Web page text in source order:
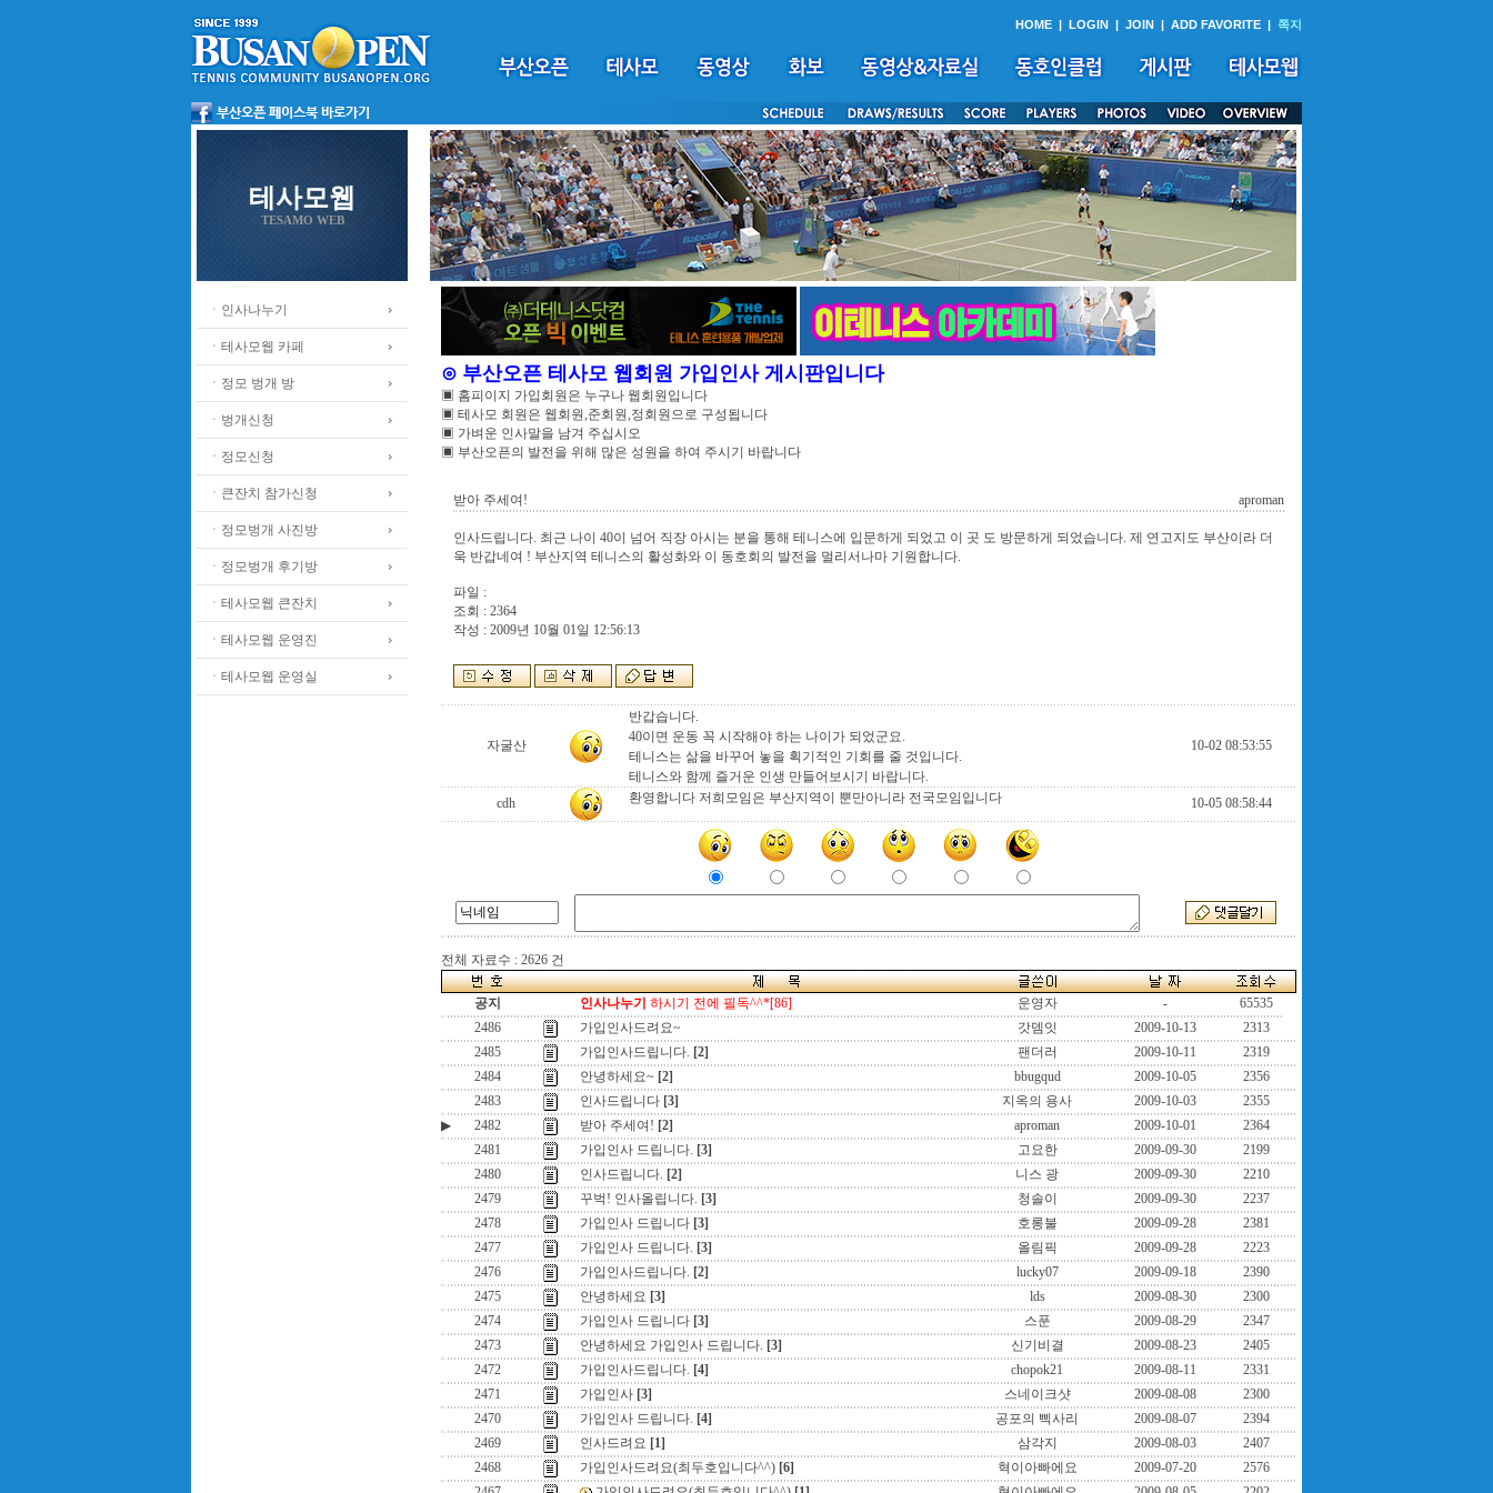
HOME | LOGIN | JOIN | ADD FAVORITE | 쪽지
테사모웹
TESAMO WEB
ㆍ인사나누기
ㆍ테사모웹 카페
ㆍ정모 벙개 방
ㆍ벙개신청
ㆍ정모신청
ㆍ큰잔치 참가신청
ㆍ정모벙개 사진방
ㆍ정모벙개 후기방
ㆍ테사모웹 큰잔치
ㆍ테사모웹 운영진
ㆍ테사모웹 운영실
⊙ 부산오픈 테사모 웹회원 가입인사 게시판입니다
▣ 홈피이지 가입회원은 누구나 웹회원입니다
▣ 테사모 회원은 웹회원,준회원,정회원으로 구성됩니다
▣ 가벼운 인사말을 남겨 주십시오
▣ 부산오픈의 발전을 위해 많은 성원을 하여 주시기 바랍니다
받아 주세여! aproman
인사드립니다. 최근 나이 40이 넘어 직장 아시는 분을 통해 테니스에 입문하게 되었고 이 곳 도 방문하게 되었습니다. 제 연고지도 부산이라 더
욱 반갑네여 ! 부산지역 테니스의 활성화와 이 동호회의 발전을 멀리서나마 기원합니다.
파일 :
조회 : 2364
작성 : 2009년 10월 01일 12:56:13
자굴산
반갑습니다.
40이면 운동 꼭 시작해야 하는 나이가 되었군요.
테니스는 삶을 바꾸어 놓을 획기적인 기회를 줄 것입니다.
테니스와 함께 즐거운 인생 만들어보시기 바랍니다.
10-02 08:53:55
cdh 환영합니다 저희모임은 부산지역이 뿐만아니라 전국모임입니다 10-05 08:58:44
전체 자료수 : 2626 건
공지 인사나누기 하시기 전에 필독^^*[86] 운영자 -
65535
2486
가입인사드려요~ 갓뎀잇 2009-10-13
2313
2485
가입인사드립니다. [2] 팬더러 2009-10-11
2319
2484
안녕하세요~ [2] bbugqud 2009-10-05
2356
2483
인사드립니다 [3] 지옥의 용사 2009-10-03
2355
▶
2482 받아 주세여! [2] aproman 2009-10-01
2364
2481
가입인사 드립니다. [3] 고요한 2009-09-30
2199
2480
인사드립니다. [2] 니스 광 2009-09-30
2210
2479
꾸벅! 인사올립니다. [3] 청솔이 2009-09-30
2237
2478
가입인사 드립니다 [3] 호롱불 2009-09-28
2381
2477
가입인사 드립니다. [3] 올림픽 2009-09-28
2223
2476
가입인사드립니다. [2] lucky07 2009-09-18
2390
2475
안녕하세요 [3] lds 2009-08-30
2300
2474
가입인사 드립니다 [3] 스푼 2009-08-29
2347
2473
안녕하세요 가입인사 드립니다. [3] 신기비결 2009-08-23
2405
2472
가입인사드립니다. [4] chopok21 2009-08-11
2331
2471
가입인사 [3] 스네이크샷 2009-08-08
2300
2470
가입인사 드립니다. [4] 공포의 삑사리 2009-08-07
2394
2469
인사드려요 [1] 삼각지 2009-08-03
2407
2468
가입인사드려요(최두호입니다^^) [6] 혁이아빠에요 2009-07-20
2576